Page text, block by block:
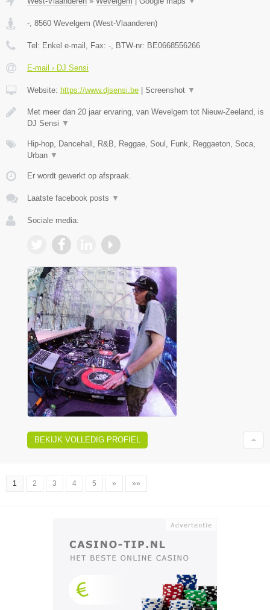
-, 8560 Wevelgem (West-Vlaanderen)
Tel: Enkel e-mail , Fax: -, BTW-nr: BE0668556266
E-mail › DJ Sensi
Website: https://www.djsensi.be Screenshot ▼
Met meer dan 20 jaar ervaring, van Wevelgem tot Nieuw-Zeeland, is
DJ Sensi ▼
Hip-hop, Dancehall, R&B, Reggae, Soul, Funk, Reggaeton, Soca,
Urban ▼
Er wordt gewerkt op afspraak.
Laatste facebook posts ▼
Sociale media:
BEKIJK VOLLEDIG PROFIEL
1 2 3 4 5 » »»